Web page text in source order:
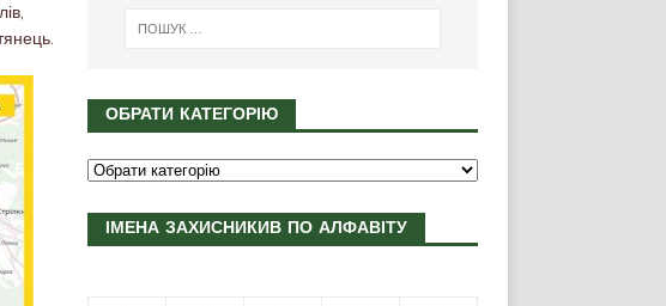
ОБРАТИ КАТЕГОРІЮ
ІМЕНА ЗАХИСНИКИВ ПО АЛФАВІТУ